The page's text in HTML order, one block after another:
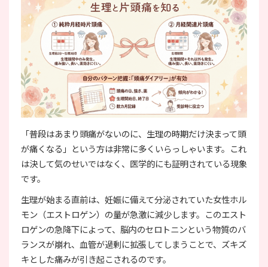
「普段はあまり頭痛がないのに、生理の時期だけ決まって頭
が痛くなる」という方は非常に多くいらっしゃいます。これ
は決して気のせいではなく、医学的にも証明されている現象
です。
生理が始まる直前は、妊娠に備えて分泌されていた女性ホル
モン（エストロゲン）の量が急激に減少します。このエスト
ロゲンの急降下によって、脳内のセロトニンという物質のバ
ランスが崩れ、血管が過剰に拡張してしまうことで、ズキズ
キとした痛みが引き起こされるのです。